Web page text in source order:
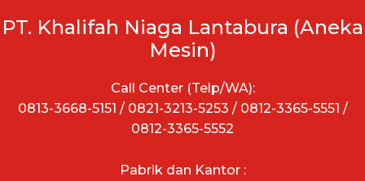
PT. Khalifah Niaga Lantabura (Aneka
Mesin)
Call Center (Telp/WA):
0813-3668-5151 / 0821-3213-5253 / 0812-3365-5551 /
0812-3365-5552
Pabrik dan Kantor :